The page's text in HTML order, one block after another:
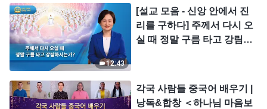
12:43
[설교 모음 - 신앙 안에서 진
리를 구하다] 주께서 다시 오
실 때 정말 구름 타고 강림하
각국 사람들 중국어 배우기 |
낭독&합창 ＜하나님 마음보